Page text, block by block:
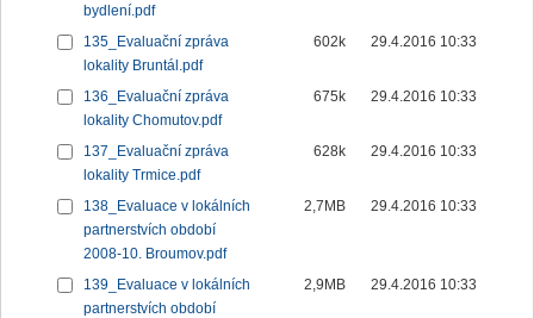
bydlení.pdf
135_Evaluační zpráva
lokality Bruntál.pdf
602k 29.4.2016 10:33
136_Evaluační zpráva
lokality Chomutov.pdf
675k 29.4.2016 10:33
137_Evaluační zpráva
lokality Trmice.pdf
628k 29.4.2016 10:33
138_Evaluace v lokálních
partnerstvích období
2008-10. Broumov.pdf
2,7MB 29.4.2016 10:33
139_Evaluace v lokálních
partnerstvích období
2,9MB 29.4.2016 10:33